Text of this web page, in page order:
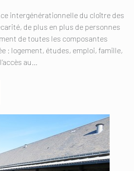
intergénérationnelle du cloître des
de plus en plus de personnes
de toutes les composantes
: logement, études, emploi, famille,
au…